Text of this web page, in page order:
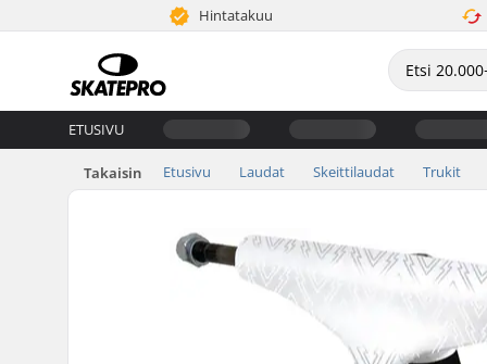
Hintatakuu
ETUSIVU
Takaisin Etusivu Laudat Skeittilaudat Trukit